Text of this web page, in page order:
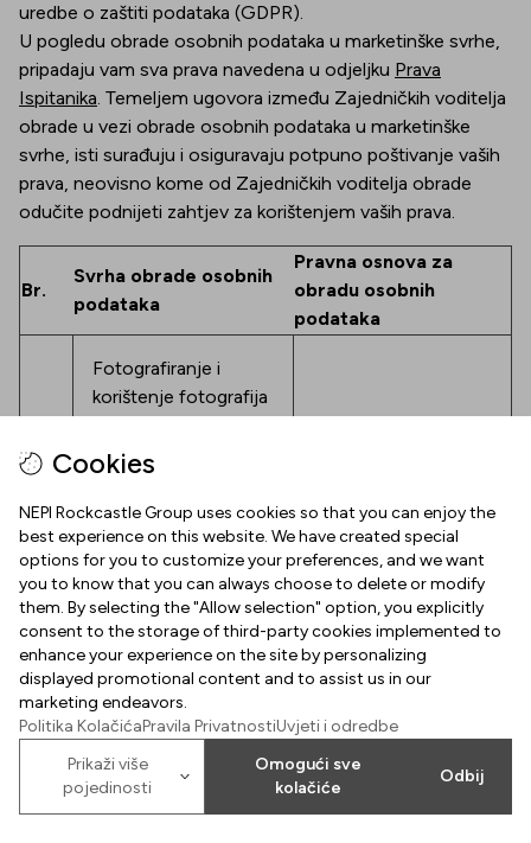
uredbe o zaštiti podataka (GDPR).
U pogledu obrade osobnih podataka u marketinške svrhe,
pripadaju vam sva prava navedena u odjeljku Prava
Ispitanika. Temeljem ugovora između Zajedničkih voditelja
obrade u vezi obrade osobnih podataka u marketinške
svrhe, isti surađuju i osiguravaju potpuno poštivanje vaših
prava, neovisno kome od Zajedničkih voditelja obrade
odučite podnijeti zahtjev za korištenjem vaših prava.
Br.
Svrha obrade osobnih
podataka
Pravna osnova za
obradu osobnih
podataka
Fotografiranje i
korištenje fotografija
slike) u svrhu
trgovačkog centra
2.
Organizacija
tombola, natjecanja
ili drugih sličnih
kampanja
Izvršenje
zaključenog ugovora
(npr. u skladu sa
pravilima odnosne
tombole, natjecanja
ili kampanje)
2.3. Vrijeme pohrane
Obrađeni osobni podaci čuvaju se u razdoblju potrebnom
Cookies
NEPI Rockcastle Group uses cookies so that you can enjoy the
best experience on this website. We have created special
options for you to customize your preferences, and we want
you to know that you can always choose to delete or modify
them. By selecting the "Allow selection" option, you explicitly
consent to the storage of third-party cookies implemented to
enhance your experience on the site by personalizing
displayed promotional content and to assist us in our
marketing endeavors.
Politika KolačićaPravila PrivatnostiUvjeti i odredbe
Prikaži više
pojedinosti
Omogući sve
kolačiće
Odbij